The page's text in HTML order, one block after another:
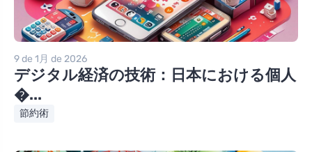
9 de 1月 de 2026
デジタル経済の技術：日本における個人
�...
節約術